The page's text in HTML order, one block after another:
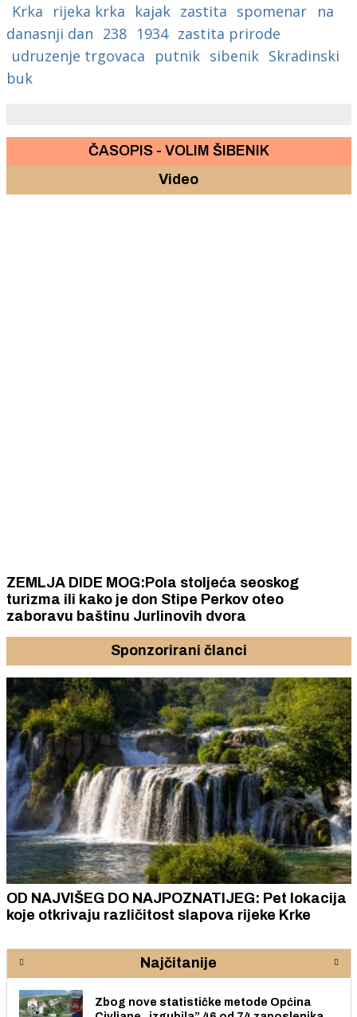
Krka
rijeka krka kajak zastita spomenar
na
danasnji dan 238 1934 zastita prirode
udruzenje trgovaca
putnik sibenik Skradinski
buk
ČASOPIS - VOLIM ŠIBENIK
Video
ZEMLJA DIDE MOG:Pola stoljeća seoskog
turizma ili kako je don Stipe Perkov oteo
zaboravu baštinu Jurlinovih dvora
Sponzorirani članci
OD NAJVIŠEG DO NAJPOZNATIJEG: Pet lokacija
koje otkrivaju različitost slapova rijeke Krke
Najčitanije
Zbog nove statističke metode Općina